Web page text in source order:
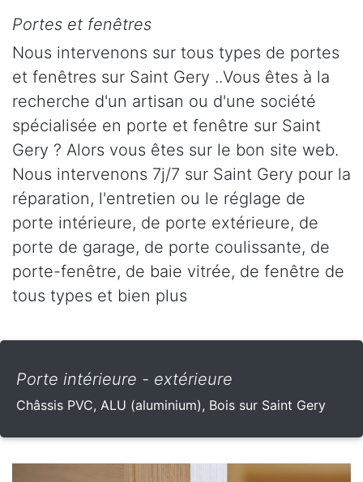
Portes et fenêtres
Nous intervenons sur tous types de portes
et fenêtres sur Saint Gery ..Vous êtes à la
recherche d'un artisan ou d'une société
spécialisée en porte et fenêtre sur Saint
Gery ? Alors vous êtes sur le bon site web.
Nous intervenons 7j/7 sur Saint Gery pour la
réparation, l'entretien ou le réglage de
porte intérieure, de porte extérieure, de
porte de garage, de porte coulissante, de
porte-fenêtre, de baie vitrée, de fenêtre de
tous types et bien plus
Porte intérieure - extérieure
Châssis PVC, ALU (aluminium), Bois sur Saint Gery